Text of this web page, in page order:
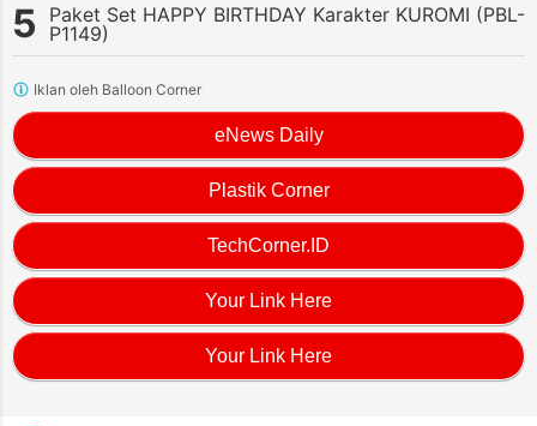
Paket Set HAPPY BIRTHDAY Karakter KUROMI (PBL-
P1149)
eNews Daily
Plastik Corner
TechCorner.ID
Your Link Here
Your Link Here
Iklan oleh Balloon Corner